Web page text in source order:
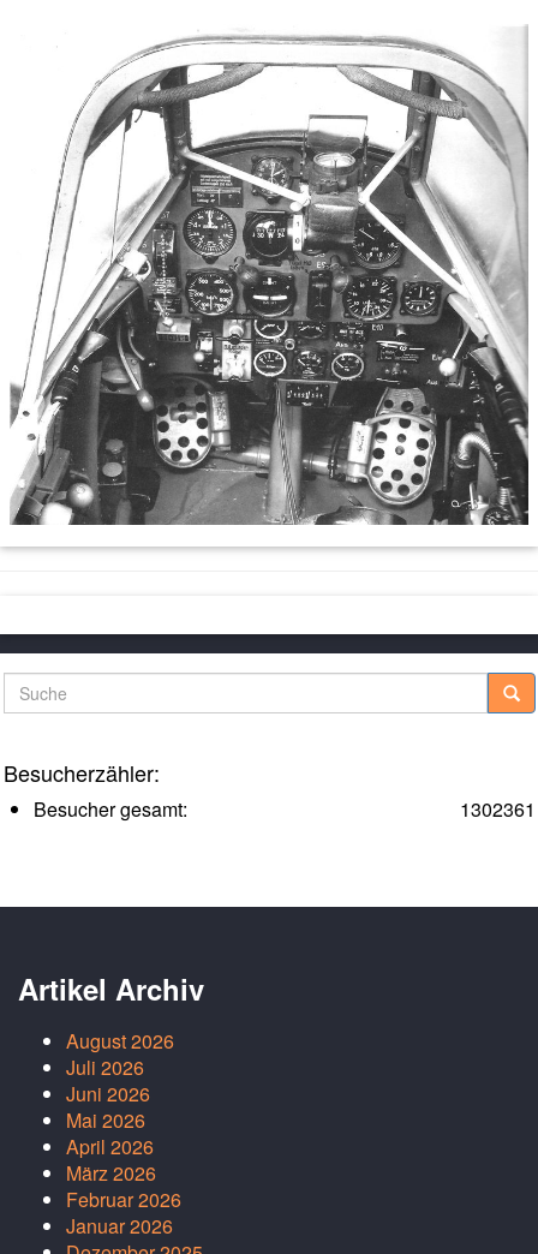
Suche
Besucherzähler:
1302361
Besucher gesamt:
Artikel Archiv
August 2026
Juli 2026
Juni 2026
Mai 2026
April 2026
März 2026
Februar 2026
Januar 2026